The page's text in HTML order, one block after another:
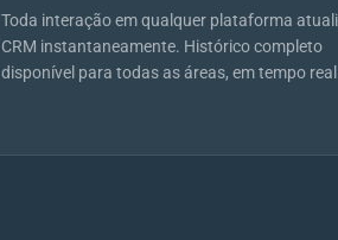
Toda interação em qualquer plataforma
CRM instantaneamente. Histórico completo
disponível para todas as áreas, em tempo real.